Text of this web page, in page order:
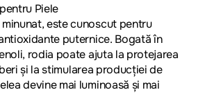
Piele
este cunoscut pentru
puternice. Bogată în
rodia poate ajuta la protejarea
și la stimularea producției de
devine mai luminoasă și mai